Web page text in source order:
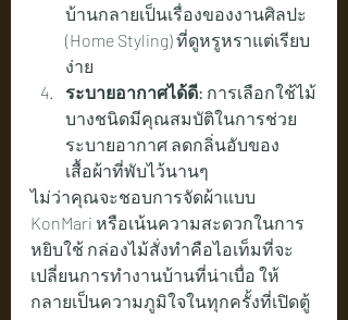
บ้านกลายเป็นเรื่องของงานศิลปะ
(Home Styling) ที่ดูหรูหราแต่เรียบ
ง่าย
ระบายอากาศได้ดี: การเลือกใช้ไม้
บางชนิดมีคุณสมบัติในการช่วย
ระบายอากาศ ลดกลิ่นอับของ
เสื้อผ้าที่พับไว้นานๆ
ไม่ว่าคุณจะชอบการจัดผ้าแบบ
KonMari หรือเน้นความสะดวกในการ
หยิบใช้ กล่องไม้สั่งทำคือไอเท็มที่จะ
เปลี่ยนการทำงานบ้านที่น่าเบื่อ ให้
กลายเป็นความภูมิใจในทุกครั้งที่เปิดตู้